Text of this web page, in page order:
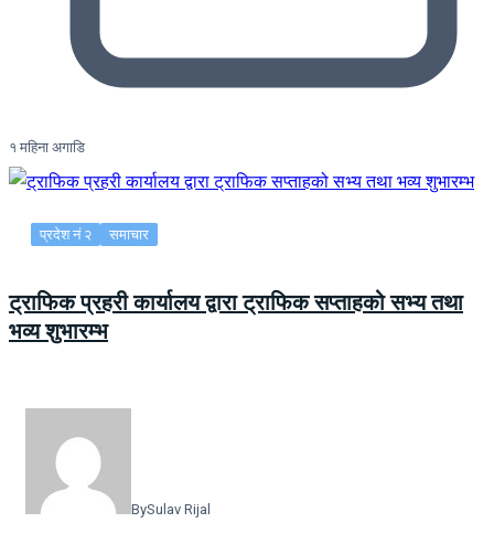
१ महिना अगाडि
प्रदेश नं २ समाचार
ट्राफिक प्रहरी कार्यालय द्वारा ट्राफिक सप्ताहको सभ्य तथा
भव्य शुभारम्भ
BySulav Rijal